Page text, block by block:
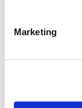
Marketing